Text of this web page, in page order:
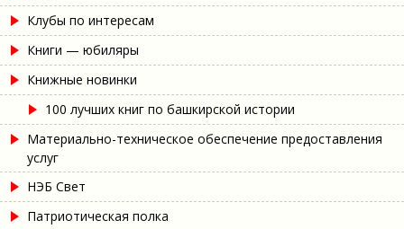
Клубы по интересам
Книги — юбиляры
Книжные новинки
100 лучших книг по башкирской истории
Материально-техническое обеспечение предоставления
услуг
НЭБ Свет
Патриотическая полка